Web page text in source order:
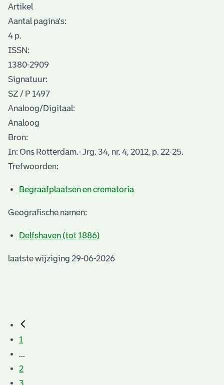
Artikel
Aantal pagina's:
4 p.
ISSN:
1380-2909
Signatuur:
SZ / P 1497
Analoog/Digitaal:
Analoog
Bron:
In: Ons Rotterdam.- Jrg. 34, nr. 4, 2012, p. 22-25.
Trefwoorden:
Begraafplaatsen en crematoria
Geografische namen:
Delfshaven (tot 1886)
laatste wijziging 29-06-2026
1
...
2